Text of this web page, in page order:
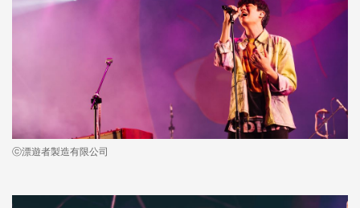
ⓒ漂遊者製造有限公司